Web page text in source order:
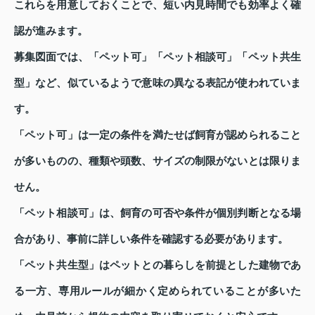
これらを用意しておくことで、短い内見時間でも効率よく確
認が進みます。
募集図面では、「ペット可」「ペット相談可」「ペット共生
型」など、似ているようで意味の異なる表記が使われていま
す。
「ペット可」は一定の条件を満たせば飼育が認められること
が多いものの、種類や頭数、サイズの制限がないとは限りま
せん。
「ペット相談可」は、飼育の可否や条件が個別判断となる場
合があり、事前に詳しい条件を確認する必要があります。
「ペット共生型」はペットとの暮らしを前提とした建物であ
る一方、専用ルールが細かく定められていることが多いた